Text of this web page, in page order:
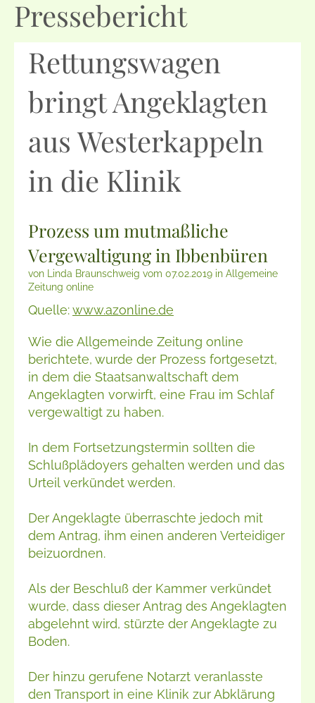
Pressebericht
Rettungswagen
bringt Angeklagten
aus Westerkappeln
in die Klinik
Prozess um mutmaßliche
Vergewaltigung in Ibbenbüren
von Linda Braunschweig vom 07.02.2019 in Allgemeine
Zeitung online
Quelle:www.azonline.de
Wie die Allgemeinde Zeitung online
berichtete, wurde der Prozess fortgesetzt,
in dem die Staatsanwaltschaft dem
Angeklagten vorwirft, eine Frau im Schlaf
vergewaltigt zu haben.
In dem Fortsetzungstermin sollten die
Schlußplädoyers gehalten werden und das
Urteil verkündet werden.
Der Angeklagte überraschte jedoch mit
dem Antrag, ihm einen anderen Verteidiger
beizuordnen.
Als der Beschluß der Kammer verkündet
wurde, dass dieser Antrag des Angeklagten
abgelehnt wird, stürzte der Angeklagte zu
Boden.
Der hinzu gerufene Notarzt veranlasste
den Transport in eine Klinik zur Abklärung